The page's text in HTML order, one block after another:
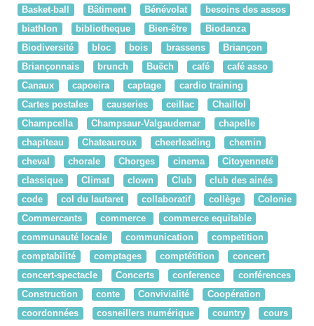
Basket-ball
Bâtiment Bénévolat
besoins des assos
biathlon
bibliotheque Bien-être
Biodanza
Biodiversité
bloc bois brassens
Briançon
Briançonnais
brunch Buëch café
café asso
Canaux
capoeira captage
cardio training
Cartes postales
causeries ceillac
Chaillol
Champcella
Champsaur-Valgaudemar
chapelle
chapiteau
Chateauroux cheerleading
chemin
cheval
chorale Chorges cinema
Citoyenneté
classique
Climat clown Club
club des ainés
code
col du lautaret collaboratif collège
Colonie
Commercants
commerce
commerce equitable
communauté locale
communication
competition
comptabilité
comptages comptétition
concert
concert-spectacle
Concerts conference
conférences
Construction
conte Convivialité
Coopération
coordonnées
cosneillers numérique country
cours